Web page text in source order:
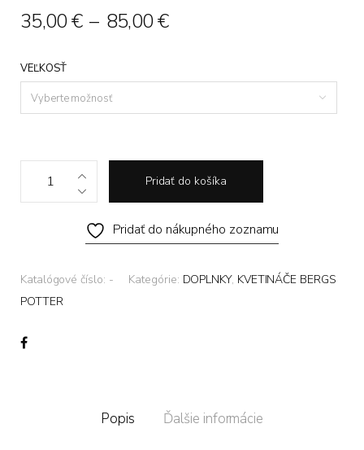
35,00€ – 85,00€
VEĽKOSŤ
Vyberte možnosť
"KØBENHAVNER"
quantity
Pridať do košíka
Pridať do nákupného zoznamu
Katalógové číslo: - Kategórie: DOPLNKY, KVETINÁČE BERGS
POTTER
Popis Ďalšie informácie